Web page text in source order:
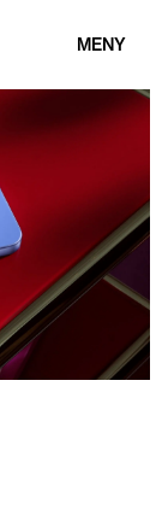
MENY